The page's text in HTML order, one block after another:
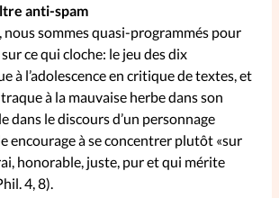
Spi
de...
Vive la famille
anti-spam
nous sommes quasi-programmés pour
ce qui cloche: le jeu des dix
à l’adolescence en critique de textes, et
traque à la mauvaise herbe dans son
dans le discours d’un personnage
encourage à se concentrer plutôt «sur
honorable, juste, pur et qui mérite
4, 8).